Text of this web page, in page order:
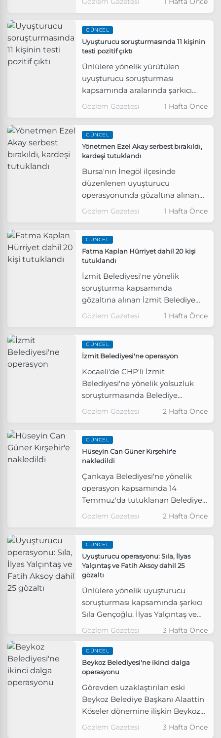
GÜNCEL
Uyuşturucu soruşturmasında 11 kişinin
testi pozitif çıktı
Ünlülere yönelik yürütülen
uyuşturucu soruşturması
kapsamında aralarında şarkıcı
İlyas Yalçıntaş'ın da bulunduğu 11
Gözlem Gazetesi 1 Hafta Önce
GÜNCEL
Yönetmen Ezel Akay serbest bırakıldı,
kardeşi tutuklandı
Bursa'nın İnegöl ilçesinde
düzenlenen uyuşturucu
operasyonunda gözaltına alınan
yönetmen Ezel Akay adli kontrol
Gözlem Gazetesi 1 Hafta Önce
GÜNCEL
Fatma Kaplan Hürriyet dahil 20 kişi
tutuklandı
İzmit Belediyesi'ne yönelik
soruşturma kapsamında
gözaltına alınan İzmit Belediye
Başkanı Fatma Kaplan Hürriyet
tutuklama talebiyle mahkemeye
sevk edildi.
Gözlem Gazetesi 1 Hafta Önce
GÜNCEL
İzmit Belediyesi'ne operasyon
Kocaeli'de CHP'li İzmit
Belediyesi'ne yönelik yolsuzluk
soruşturmasında Belediye
Başkanı Fatma Kaplan Hürriyet
Gözlem Gazetesi 2 Hafta Önce
GÜNCEL
Hüseyin Can Güner Kırşehir'e
nakledildi
Çankaya Belediyesi'ne yönelik
operasyon kapsamında 14
Temmuz'da tutuklanan Belediye
Başkanı Hüseyin Can Güner ve
Güvenlikli Ceza İnfaz Kurumları
Kampüsü'ne sevk edildi.
Gözlem Gazetesi 2 Hafta Önce
GÜNCEL
Uyuşturucu operasyonu: Sıla, İlyas
Yalçıntaş ve Fatih Aksoy dahil 25
gözaltı
Ünlülere yönelik uyuşturucu
soruşturması kapsamında şarkıcı
Sıla Gençoğlu, İlyas Yalçıntaş ve
yapımcı Fatih Aksoy'un da
gözaltına alındı.
Gözlem Gazetesi 3 Hafta Önce
GÜNCEL
Beykoz Belediyesi'ne ikinci dalga
operasyonu
Görevden uzaklaştırılan eski
Beykoz Belediye Başkanı Alaattin
Köseler dönemine ilişkin Beykoz
Belediyesi'ne yönelik 'Rüşvet' ve
Gözlem Gazetesi 3 Hafta Önce